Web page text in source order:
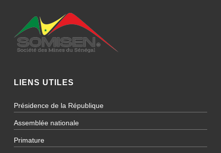
LIENS UTILES
Présidence de la République
Assemblée nationale
Primature